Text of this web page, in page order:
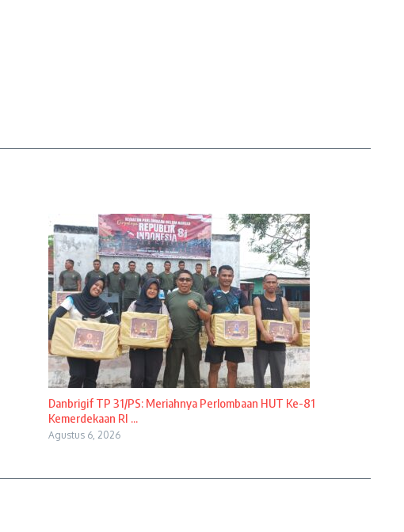
Danbrigif TP 31/PS: Meriahnya Perlombaan HUT Ke-81
Kemerdekaan RI ...
Agustus 6, 2026